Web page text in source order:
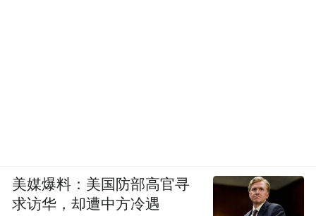
美媒爆料：美国防部高官寻
求访华，却遭中方冷遇